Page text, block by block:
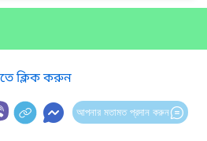
ক্লিক করুন
আপনার মতামত প্রদান করুন